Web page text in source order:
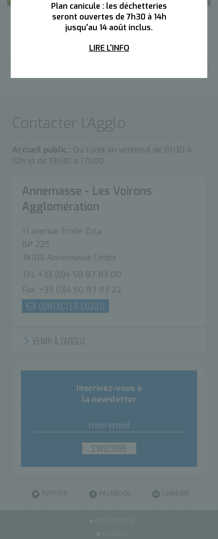
Plan canicule : les déchetteries
seront ouvertes de 7h30 à 14h
jusqu'au 14 août inclus.
LIRE L'INFO
La plaine des sports
Contacter l’Agglo
Accueil public : Du lundi au vendredi de 8h30 à
12h et de 13h30 à 17h00
Annemasse - Les Voirons
Agglomération
11 avenue Emile Zola
BP 225
74105 Annemasse Cedex
Tél. +33 (0)4 50 87 83 00
Fax. +33 (0)4 50 87 83 22
CONTACTER L'AGGLO
VENIR À L'AGGLO
Inscrivez-vous à
la newsletter
TWITTER FACEBOOK LINKEDIN
ACCESSIBILITÉ
CONTACT